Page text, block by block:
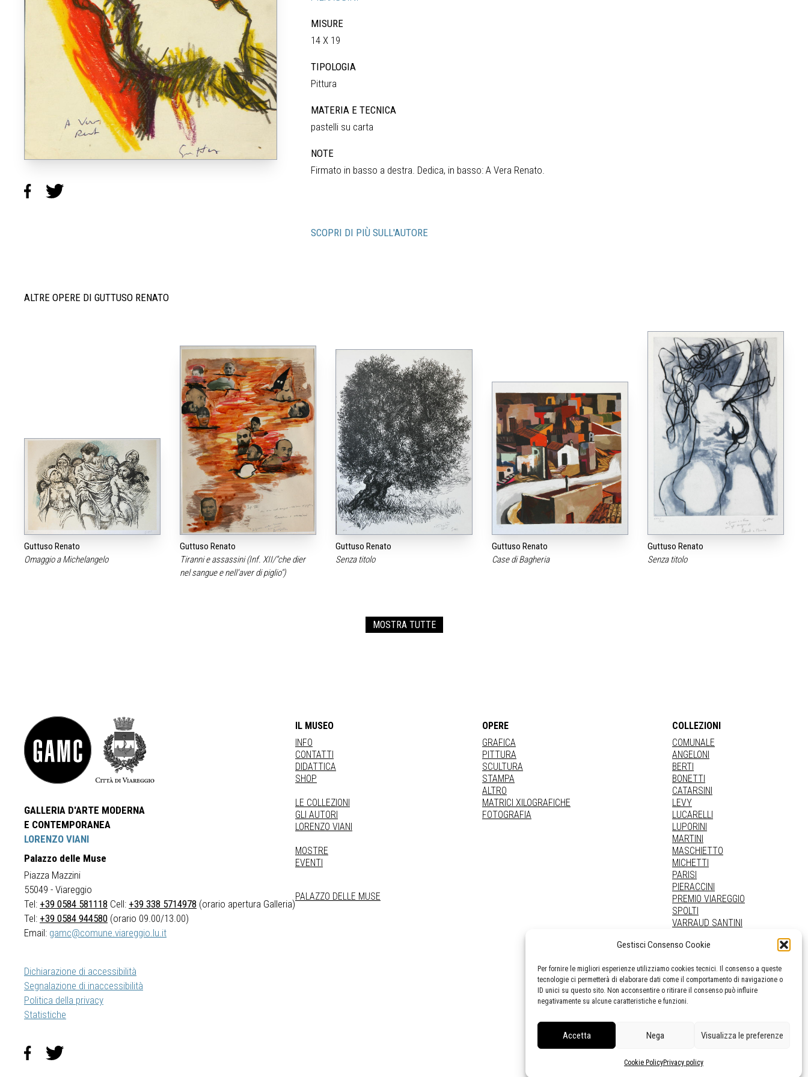
Gestisci Consenso Cookie
Per fornire le migliori esperienze utilizziamo cookies tecnici. Il consenso a queste
tecnologie ci permetterà di elaborare dati come il comportamento di navigazione o
ID unici su questo sito. Non acconsentire o ritirare il consenso può influire
negativamente su alcune caratteristiche e funzioni.
Accetta Nega Visualizza le preferenze
Cookie PolicyPrivacy policy
MISURE
14 X 19
TIPOLOGIA
Pittura
MATERIA E TECNICA
pastelli su carta
NOTE
Firmato in basso a destra. Dedica, in basso: A Vera Renato.
SCOPRI DI PIÙ SULL'AUTORE
ALTRE OPERE DI GUTTUSO RENATO
Guttuso Renato
Omaggio a Michelangelo
Guttuso Renato
Tiranni e assassini (Inf. XII/"che dier
nel sangue e nell‘aver di piglio")
Guttuso Renato
Senza titolo
Guttuso Renato
Case di Bagheria
Guttuso Renato
Senza titolo
MOSTRA TUTTE
GALLERIA D'ARTE MODERNA
E CONTEMPORANEA
LORENZO VIANI
Palazzo delle Muse
Piazza Mazzini
55049 - Viareggio
Tel: +39 0584 581118 Cell: +39 338 5714978 (orario apertura Galleria)
Tel: +39 0584 944580 (orario 09.00/13.00)
Email: gamc@comune.viareggio.lu.it
Dichiarazione di accessibilità
Segnalazione di inaccessibilità
Politica della privacy
Statistiche
IL MUSEO
INFO
CONTATTI
DIDATTICA
SHOP
LE COLLEZIONI
GLI AUTORI
LORENZO VIANI
MOSTRE
EVENTI
PALAZZO DELLE MUSE
OPERE
GRAFICA
PITTURA
SCULTURA
STAMPA
ALTRO
MATRICI XILOGRAFICHE
FOTOGRAFIA
COLLEZIONI
COMUNALE
ANGELONI
BERTI
BONETTI
CATARSINI
LEVY
LUCARELLI
LUPORINI
MARTINI
MASCHIETTO
MICHETTI
PARISI
PIERACCINI
PREMIO VIAREGGIO
SPOLTI
VARRAUD SANTINI